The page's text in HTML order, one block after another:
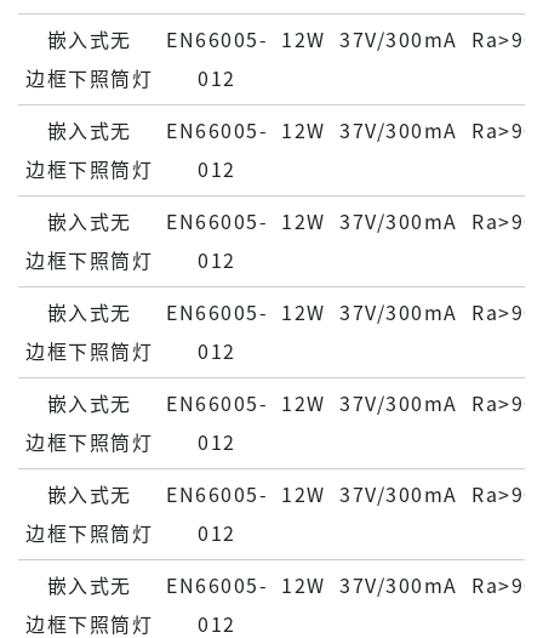
嵌⼊式⽆
边框下照筒灯
EN66005-
012
12W 37V/300mA Ra>90
嵌⼊式⽆
边框下照筒灯
EN66005-
012
12W 37V/300mA Ra>90
嵌⼊式⽆
边框下照筒灯
EN66005-
012
12W 37V/300mA Ra>90
嵌⼊式⽆
边框下照筒灯
EN66005-
012
12W 37V/300mA Ra>90
嵌⼊式⽆
边框下照筒灯
EN66005-
012
12W 37V/300mA Ra>90
嵌⼊式⽆
边框下照筒灯
EN66005-
012
12W 37V/300mA Ra>90
嵌⼊式⽆
边框下照筒灯
EN66005-
012
12W 37V/300mA Ra>90